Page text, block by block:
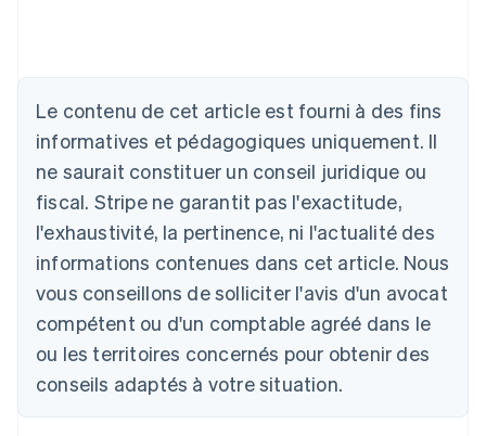
Le contenu de cet article est fourni à des fins
informatives et pédagogiques uniquement. Il
ne saurait constituer un conseil juridique ou
fiscal. Stripe ne garantit pas l'exactitude,
l'exhaustivité, la pertinence, ni l'actualité des
informations contenues dans cet article. Nous
vous conseillons de solliciter l'avis d'un avocat
compétent ou d'un comptable agréé dans le
ou les territoires concernés pour obtenir des
conseils adaptés à votre situation.
Allemagne
Deutsch English
Australie
English
DeutschEnglish
Belgique
Nederlands Français English
Brésil
PortuguêsEnglish
Bulgarie
Canada